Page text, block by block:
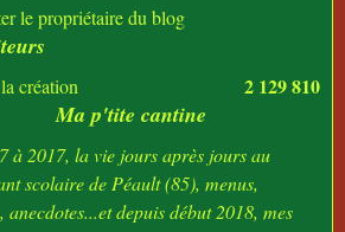
le propriétaire du blog
création 2 129 810
Ma p'tite cantine
à 2017, la vie jours après jours au
scolaire de Péault (85), menus,
anecdotes...et depuis début 2018, mes